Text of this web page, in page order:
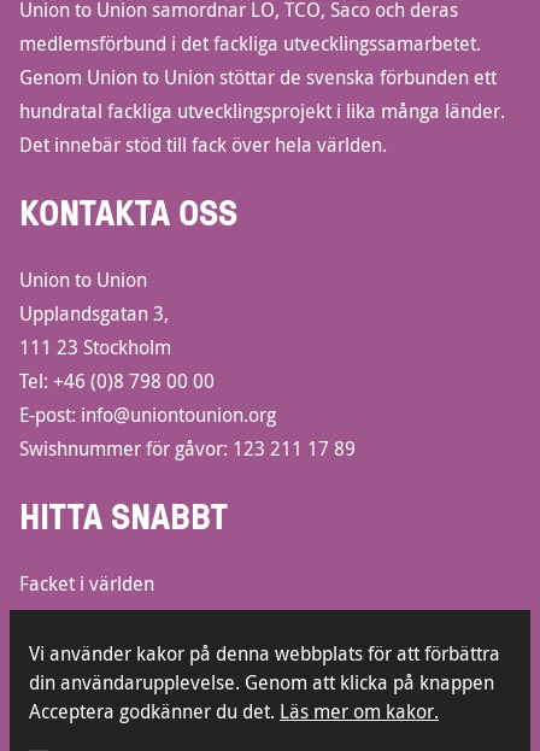
Union to Union samordnar LO, TCO, Saco och deras
medlemsförbund i det fackliga utvecklingssamarbetet.
Genom Union to Union stöttar de svenska förbunden ett
hundratal fackliga utvecklingsprojekt i lika många länder.
Det innebär stöd till fack över hela världen.
KONTAKTA OSS
Union to Union
Upplandsgatan 3,
111 23 Stockholm
Tel: +46 (0)8 798 00 00
E-post: info@uniontounion.org
Swishnummer för gåvor: 123 211 17 89
HITTA SNABBT
Facket i världen
Informationsbroschyrer
Lediga jobb
Kontakt
Press
Vi använder kakor på denna webbplats för att förbättra
din användarupplevelse. Genom att klicka på knappen
Acceptera godkänner du det. Läs mer om kakor.